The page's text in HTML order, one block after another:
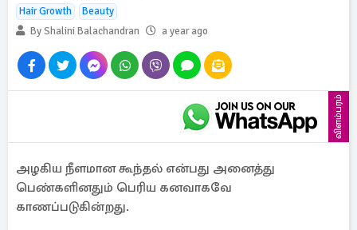
Hair Growth
Beauty
By Shalini Balachandran
a year ago
விளம்பரம்
அழகிய நீளமான கூந்தல் என்பது அனைத்து
பெண்களினதும் பெரிய கனவாகவே
காணப்படுகின்றது.